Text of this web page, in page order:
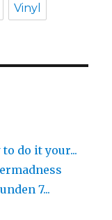
Vinyl
do it your...
7...